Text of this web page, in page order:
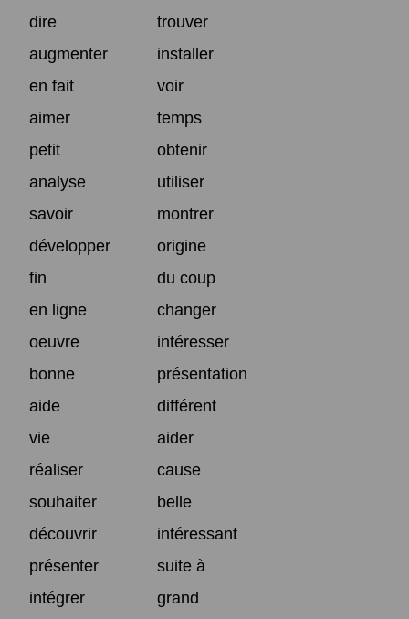
dire
trouver
augmenter
installer
en fait
voir
aimer
temps
petit
obtenir
analyse
utiliser
savoir
montrer
développer
origine
fin
du coup
en ligne
changer
oeuvre
intéresser
bonne
présentation
aide
différent
vie
aider
réaliser
cause
souhaiter
belle
découvrir
intéressant
présenter
suite à
intégrer
grand